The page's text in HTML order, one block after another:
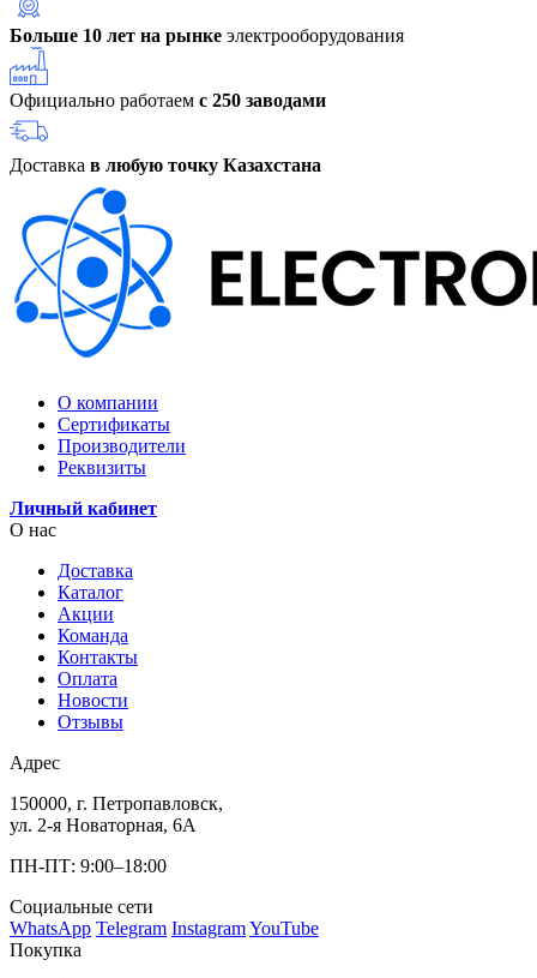
Больше 10 лет на рынке электрооборудования
Официально работаем с 250 заводами
Доставка в любую точку Казахстана
О компании
Сертификаты
Производители
Реквизиты
Личный кабинет
О нас
Доставка
Каталог
Акции
Команда
Контакты
Оплата
Новости
Отзывы
Адрес
150000, г. Петропавловск,
ул. 2-я Новаторная, 6А
ПН-ПТ: 9:00–18:00
Социальные сети
WhatsApp Telegram InstagramYouTube
Покупка